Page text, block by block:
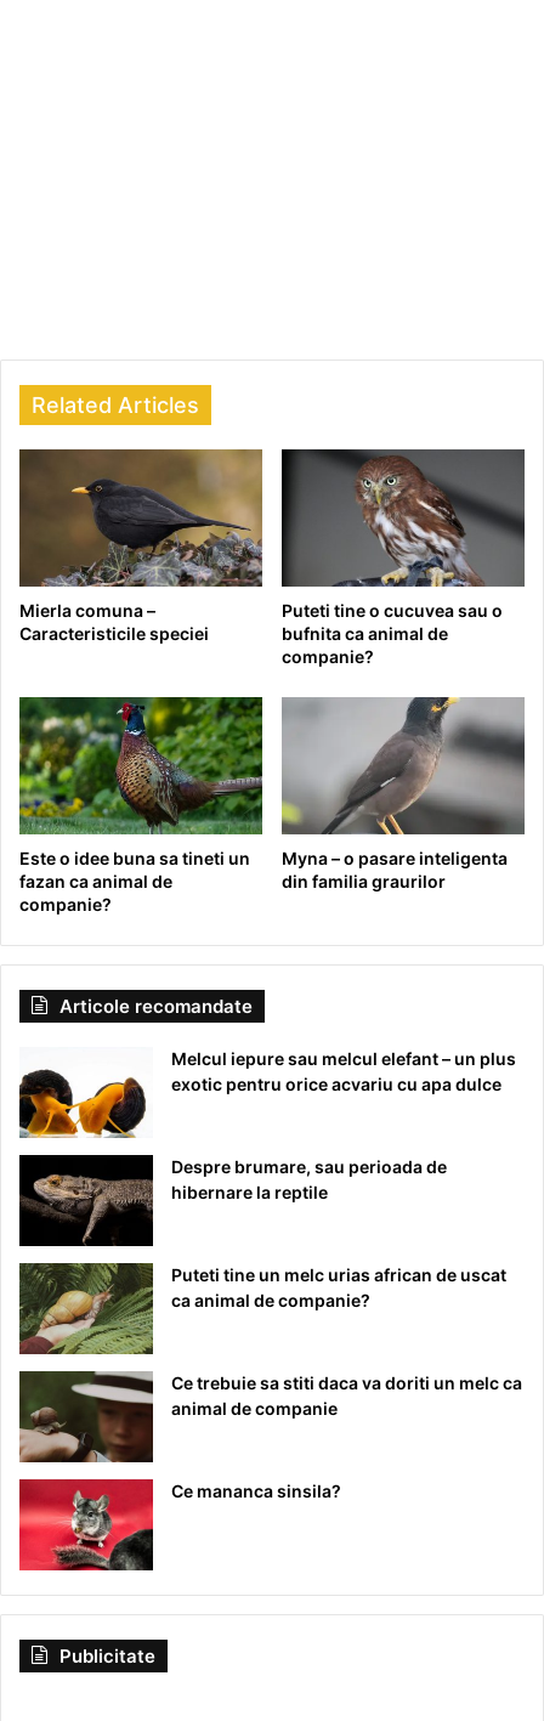
Related Articles
Mierla comuna –
Caracteristicile speciei
Puteti tine o cucuvea sau o
bufnita ca animal de
companie?
Este o idee buna sa tineti un
fazan ca animal de
companie?
Myna – o pasare inteligenta
din familia graurilor
Articole recomandate
Melcul iepure sau melcul elefant – un plus
exotic pentru orice acvariu cu apa dulce
Despre brumare, sau perioada de
hibernare la reptile
Puteti tine un melc urias african de uscat
ca animal de companie?
Ce trebuie sa stiti daca va doriti un melc ca
animal de companie
Ce mananca sinsila?
Publicitate